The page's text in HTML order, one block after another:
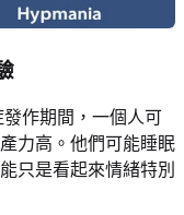
作期間，一個人可
力高。他們可能睡眠
只是看起來情緒特別